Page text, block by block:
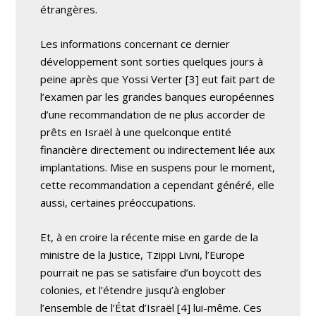
étrangères.
Les informations concernant ce dernier
développement sont sorties quelques jours à
peine après que Yossi Verter [3] eut fait part de
l’examen par les grandes banques européennes
d’une recommandation de ne plus accorder de
prêts en Israël à une quelconque entité
financière directement ou indirectement liée aux
implantations. Mise en suspens pour le moment,
cette recommandation a cependant généré, elle
aussi, certaines préoccupations.
Et, à en croire la récente mise en garde de la
ministre de la Justice, Tzippi Livni, l’Europe
pourrait ne pas se satisfaire d’un boycott des
colonies, et l’étendre jusqu’à englober
l’ensemble de l’État d’Israël [4] lui-même. Ces